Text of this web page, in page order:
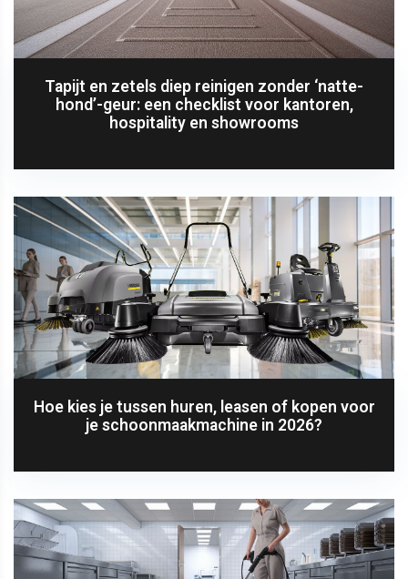
Tapijt en zetels diep reinigen zonder ‘natte-
hond’-geur: een checklist voor kantoren,
hospitality en showrooms
Hoe kies je tussen huren, leasen of kopen voor
je schoonmaakmachine in 2026?